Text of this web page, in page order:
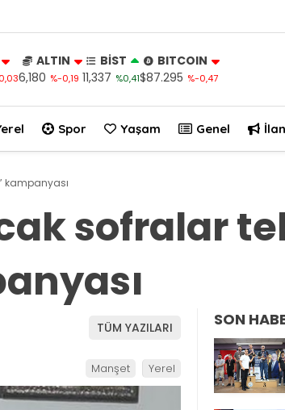
ALTIN
6,180 %-0,19
BİST
11,337 %0,41
BITCOIN
$87.295 %-0,47
Spor Yaşam Genel İlan
kampanyası
sofralar
TÜM YAZILARI
Manşet Yerel
SON